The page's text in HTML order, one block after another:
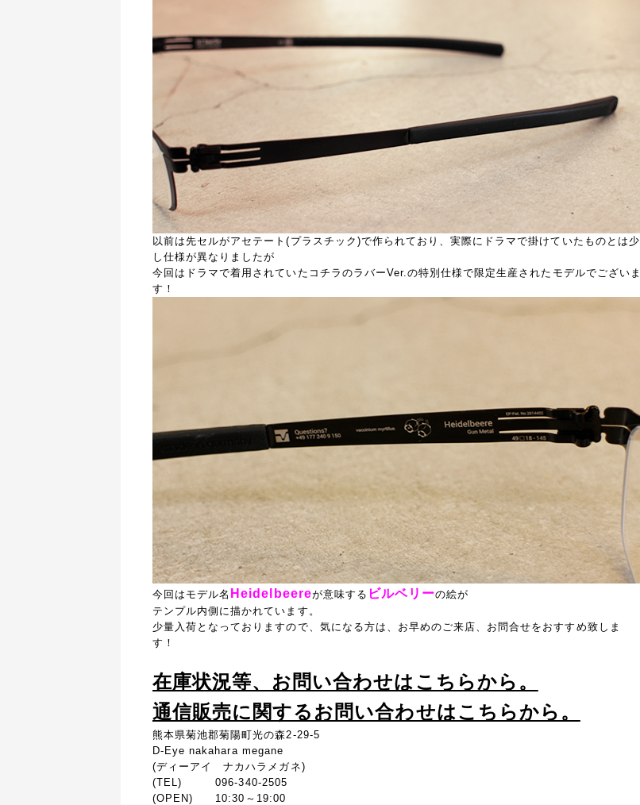
以前は先セルがアセテート(プラスチック)で作られており、実際にドラマで掛けていたものとは少
し仕様が異なりましたが
今回はドラマで着用されていたコチラのラバーVer.の特別仕様で限定生産されたモデルでございま
す！
今回は モデル名 Heidelbeereが意味する ビルベリーの絵が
テンプル内側に描かれています。
少量入荷となっておりますので、気になる方は、お早めのご来店、お問合せをおすすめ致しま
す！
在庫状況等、お問い合わせはこちらから。
通信販売に関するお問い合わせはこちらから。
熊本県菊池郡菊陽町光の森2-29-5
D-Eye nakahara megane
(ディーアイ ナカハラメガネ)
(TEL) 096-340-2505
(OPEN) 10:30～19:00